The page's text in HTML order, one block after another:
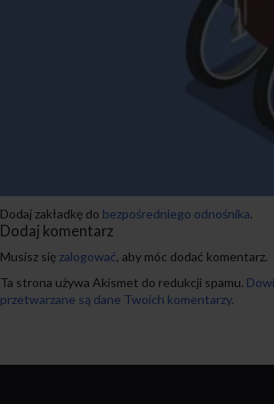
Dodaj zakładkę do bezpośredniego odnośnika.
Dodaj komentarz
Musisz się zalogować, aby móc dodać komentarz.
Ta strona używa Akismet do redukcji spamu.
przetwarzane są dane Twoich komentarzy.